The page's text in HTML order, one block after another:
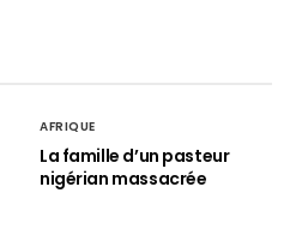
AFRIQUE
La famille d’un pasteur
nigérian massacrée